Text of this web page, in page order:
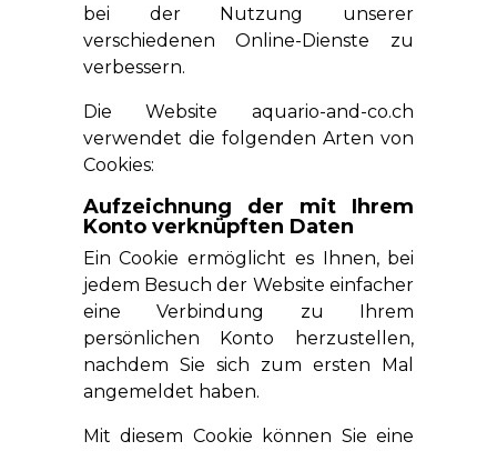
bei der Nutzung unserer
verschiedenen Online-Dienste zu
verbessern.
Die Website aquario-and-co.ch
verwendet die folgenden Arten von
Cookies:
Aufzeichnung der mit Ihrem
Konto verknüpften Daten
Ein Cookie ermöglicht es Ihnen, bei
jedem Besuch der Website einfacher
eine Verbindung zu Ihrem
persönlichen Konto herzustellen,
nachdem Sie sich zum ersten Mal
angemeldet haben.
Mit diesem Cookie können Sie eine